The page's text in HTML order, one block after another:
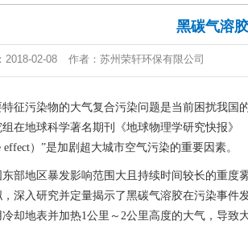
设备
黑碳气溶
2018-02-08 作者： 苏州荣轩环保有限公司
征污染物的大气复合污染问题是当前困扰我
在地球科学著名期刊《地球物理学研究快报》
）”是加剧超大城市空气污染的重要因素。
地区暴发影响范围大且持续时间较长的重度
深入研究并定量揭示了黑碳气溶胶在污染事
却地表并加热1公里～2公里高度的大气，导